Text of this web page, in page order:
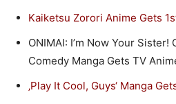
Kaiketsu Zorori Anime Gets
ONIMAI: I’m Now Your
Comedy Manga Gets TV
‚Play It Cool, Guys‘ Manga